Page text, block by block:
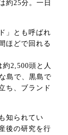
約25分。一日
」とも呼ばれ
ほどで回れる
2,500頭と人
島で、黒島で
ち、ブランド
知られてい
後の研究を行